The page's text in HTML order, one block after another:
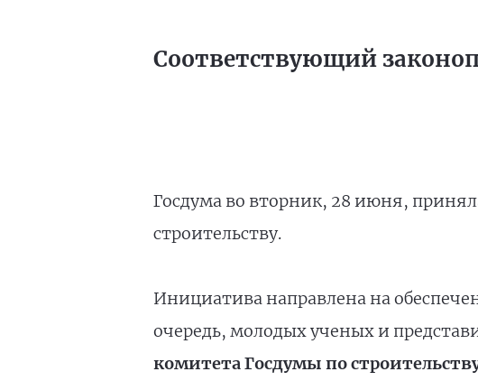
Соответствующий
Госдума во вторник, 28 июня,
строительству.
Инициатива направлена на
очередь, молодых ученых и
комитета Госдумы по